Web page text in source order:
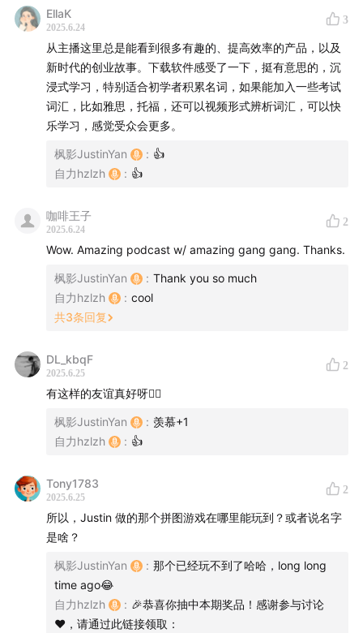
CapWords团队给我们送出年度会员10个🎉
时间轴
00:00:00 开场，优胜美地🏞️小木屋，嘉宾介绍
00:02:55CapWords 是三人的业余作品
00:09:31 CapWords 解决的用户需求
00:13:27为什么 CapWords 赢得 Delight and Fun 类别
的奖项
00:15:27 Designing something request focus, the
first thing we ask is what do we want people to
feel. Delight…
00:16:27为什么要做 CapWords 这个产品？
力出现
00:23:51强哥从什么时候开始做设计以外的工作？
00:24:23 早在2012就成立 Lab 开始鼓捣各种产品
00:25:07强哥听了61的
00:28:41我们第一台苹果设备是什么，为什么被苹果吸
引？
00:35:17 61 的实习故事，与苹果的渊源
00:47:17CapWords 的动画设计与产品的快速迭代
00:53:53 强哥性格的特质恰好是促成 CapWords 细节
的功臣
EllaK
2025.6.24
3
从主播这里总是能看到很多有趣的、提高效率的产品，以及
新时代的创业故事。下载软件感受了一下，挺有意思的，沉
浸式学习，特别适合初学者积累名词，如果能加入一些考试
词汇，比如雅思，托福，还可以视频形式辨析词汇，可以快
乐学习，感觉受众会更多。
枫影JustinYan : 👍
自力hzlzh
: 👍
咖啡王子
2025.6.24
2
Wow. Amazing podcast w/ amazing gang gang. Thanks.
枫影JustinYan : Thank you so much
自力hzlzh
: cool
共3条回复
DL_kbqF
2025.6.25
2
有这样的友谊真好呀👍🏻
枫影JustinYan : 羡慕+1
自力hzlzh
: 👍
Tony1783
2025.6.25
2
所以，Justin 做的那个拼图游戏在哪里能玩到？或者说名字
是啥？
枫影JustinYan : 那个已经玩不到了哈哈，long long
time ago😂
自力hzlzh
: 🎉恭喜你抽中本期奖品！感谢参与讨论
❤️，请通过此链接领取：